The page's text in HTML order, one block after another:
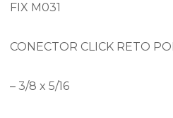
FIX M031
CONECTOR CLICK RETO
– 3/8 x 5/16